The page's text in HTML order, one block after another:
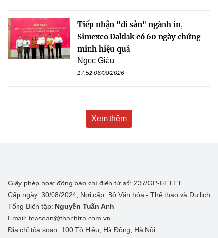
Tiếp nhận "di sản" ngành in,
Simexco Daklak có 60 ngày chứng
minh hiệu quả
Ngọc Giàu
17:52 06/08/2026
Xem thêm
Giấy phép hoạt động báo chí điện tử số: 237/GP-BTTTT
Cấp ngày: 30/08/2024; Nơi cấp: Bộ Văn hóa - Thể thao và Du lịch
Tổng Biên tập: Nguyễn Tuấn Anh
Email: toasoan@thanhtra.com.vn
Địa chỉ tòa soạn: 100 Tô Hiệu, Hà Đông, Hà Nội.